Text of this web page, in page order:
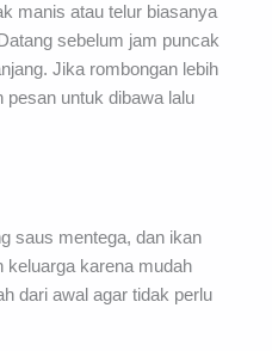
manis atau telur biasanya
sebelum jam puncak
Jika rombongan lebih
pesan untuk dibawa lalu
saus mentega, dan ikan
keluarga karena mudah
dari awal agar tidak perlu